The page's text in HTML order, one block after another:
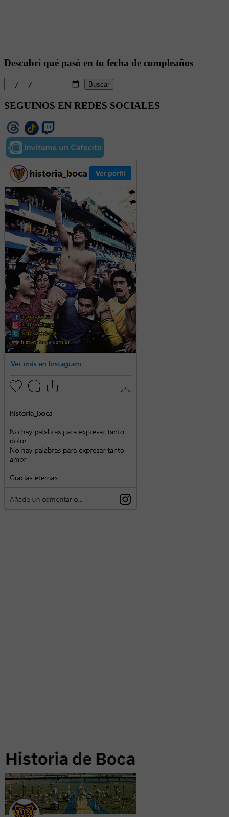
Descubrí qué pasó en tu fecha de cumpleaños
Buscar
SEGUINOS EN REDES SOCIALES